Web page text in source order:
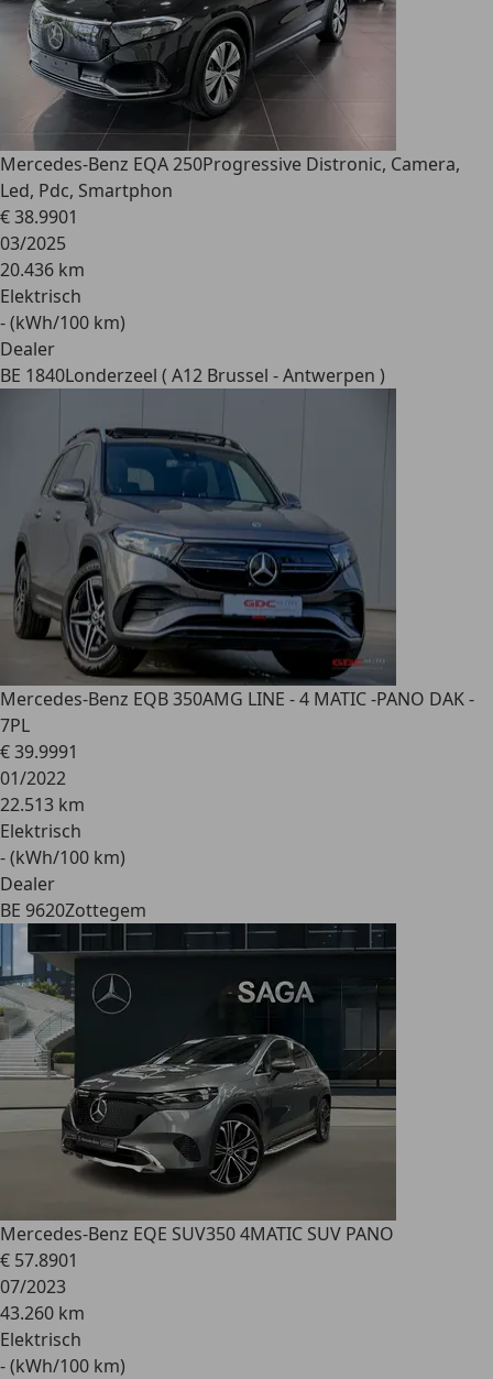
Mercedes-Benz EQA 250Progressive Distronic, Camera,
Led, Pdc, Smartphon
€ 38.9901
03/2025
20.436 km
Elektrisch
- (kWh/100 km)
Dealer
BE 1840Londerzeel ( A12 Brussel - Antwerpen )
Mercedes-Benz EQB 350AMG LINE - 4 MATIC -PANO DAK -
7PL
€ 39.9991
01/2022
22.513 km
Elektrisch
- (kWh/100 km)
Dealer
BE 9620Zottegem
Mercedes-Benz EQE SUV350 4MATIC SUV PANO
€ 57.8901
07/2023
43.260 km
Elektrisch
- (kWh/100 km)